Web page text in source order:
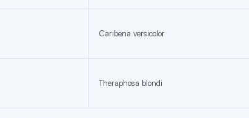
Caribena versicolor
Theraphosa blondi